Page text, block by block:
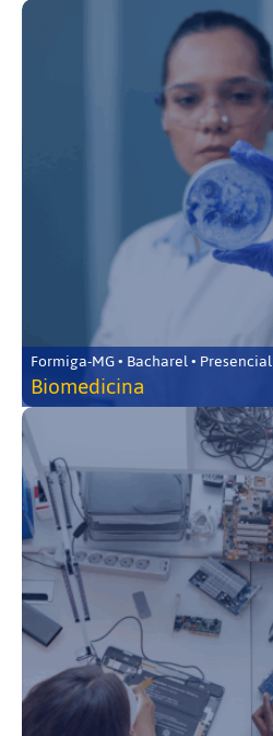
Formiga-MG • Bacharel • Presencial
Biomedicina